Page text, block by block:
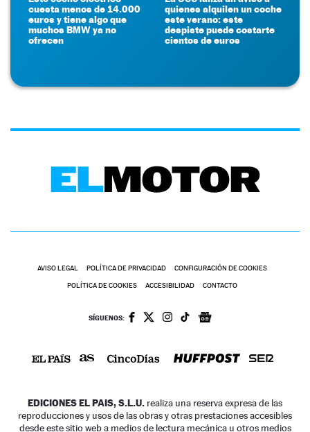
cuesta menos de 14.000
euros y tiene algo que
muchos BMW ya no
ofrecen
quienes alquilen un coche
este verano: este
despiste puede costarte
cientos de euros
AVISO LEGAL POLÍTICA DE PRIVACIDAD CONFIGURACIÓN DE COOKIES
POLÍTICA DE COOKIES ACCESIBILIDAD CONTACTO
SÍGUENOS:
EDICIONES EL PAIS, S.L.U. realiza una reserva expresa de las
reproducciones y usos de las obras y otras prestaciones accesibles
desde este sitio web a medios de lectura mecánica u otros medios